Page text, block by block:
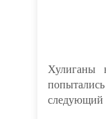
Хулиганы
следующий